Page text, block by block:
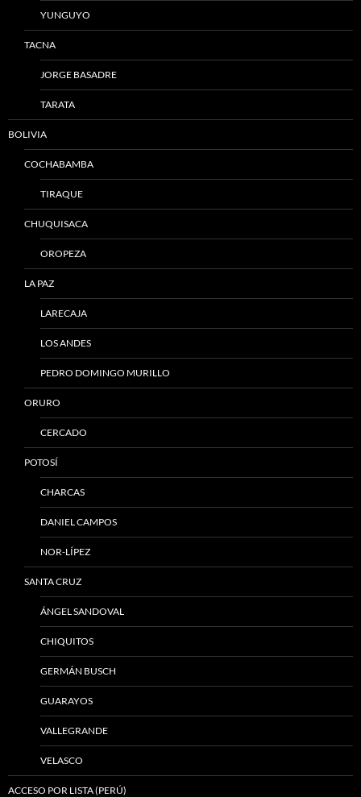
YUNGUYO
TACNA
JORGE BASADRE
TARATA
BOLIVIA
COCHABAMBA
TIRAQUE
CHUQUISACA
OROPEZA
LA PAZ
LARECAJA
LOS ANDES
PEDRO DOMINGO MURILLO
ORURO
CERCADO
POTOSÍ
CHARCAS
DANIEL CAMPOS
NOR-LÍPEZ
SANTA CRUZ
ÁNGEL SANDOVAL
CHIQUITOS
GERMÁN BUSCH
GUARAYOS
VALLEGRANDE
VELASCO
ACCESO POR LISTA (PERÚ)